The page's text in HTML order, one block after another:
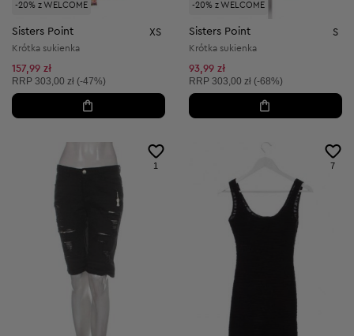
-20% z WELCOME
Sisters Point XS
Krótka sukienka
157,99 zł
Cena sugerowana:
RRP 303,00 zł (-47%)
-20% z WELCOME
Sisters Point S
Krótka sukienka
93,99 zł
Cena sugerowana:
RRP 303,00 zł (-68%)
1 7